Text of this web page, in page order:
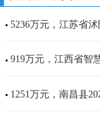
5236万元，江苏省
919万元，江西省智
1251万元，南昌县